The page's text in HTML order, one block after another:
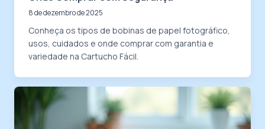
8 de dezembro de 2025
Conheça os tipos de bobinas de papel fotográfico,
usos, cuidados e onde comprar com garantia e
variedade na Cartucho Fácil.